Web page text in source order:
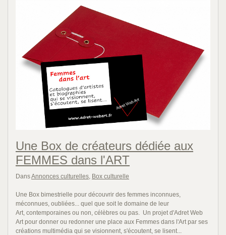
Une Box de créateurs dédiée aux
FEMMES dans l'ART
DansAnnonces culturelles, Box culturelle
Une Box bimestrielle pour découvrir des femmes inconnues,
méconnues, oubliées... quel que soit le domaine de leur
Art, contemporaines ou non, célèbres ou pas. Un projet d'Adret Web
Art pour donner ou redonner une place aux Femmes dans l'Art par ses
créations multimédia qui se visionnent, s'écoutent, se lisent...